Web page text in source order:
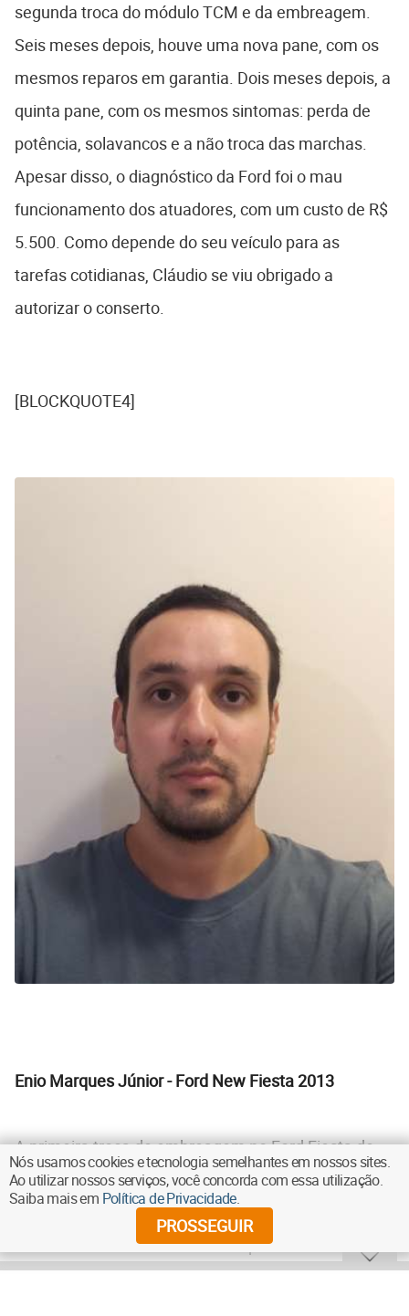
segunda troca do módulo TCM e da embreagem.
Seis meses depois, houve uma nova pane, com os
mesmos reparos em garantia. Dois meses depois, a
quinta pane, com os mesmos sintomas: perda de
potência, solavancos e a não troca das marchas.
Apesar disso, o diagnóstico da Ford foi o mau
funcionamento dos atuadores, com um custo de R$
5.500. Como depende do seu veículo para as
tarefas cotidianas, Cláudio se viu obrigado a
autorizar o conserto.
[BLOCKQUOTE4]
Enio Marques Júnior - Ford New Fiesta 2013
A primeira troca de embreagem no Ford Fiesta de
Enio se deu em 2016, aos 13 mil quilômetros,
quando o carro apresentava apenas patinação na
troca das marchas. Mas a coisa piorou muito no fim
do ano passado, quando as marchas eram trocadas
Nós usamos cookies e tecnologia semelhantes em nossos sites.
Ao utilizar nossos serviços, você concorda com essa utilização.
Saiba mais em Política de Privacidade.
PROSSEGUIR